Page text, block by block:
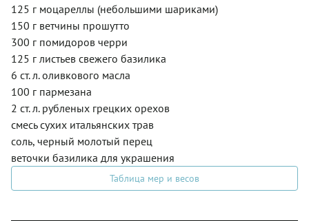
125 г моцареллы (небольшими шариками)
150 г ветчины прошутто
300 г помидоров черри
125 г листьев свежего базилика
6 ст. л. оливкового масла
100 г пармезана
2 ст. л. рубленых грецких орехов
смесь сухих итальянских трав
соль, черный молотый перец
веточки базилика для украшения
Таблица мер и весов